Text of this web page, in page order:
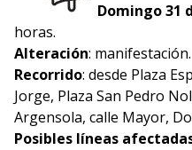
Domingo 31
horas.
Alteración: manifestación.
Recorrido: desde Plaza
Jorge, Plaza San Pedro
Argensola, calle Mayor,
Posibles líneas